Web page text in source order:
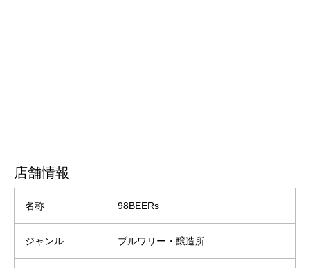
店舗情報
名称 98BEERs
ジャンル ブルワリー・醸造所